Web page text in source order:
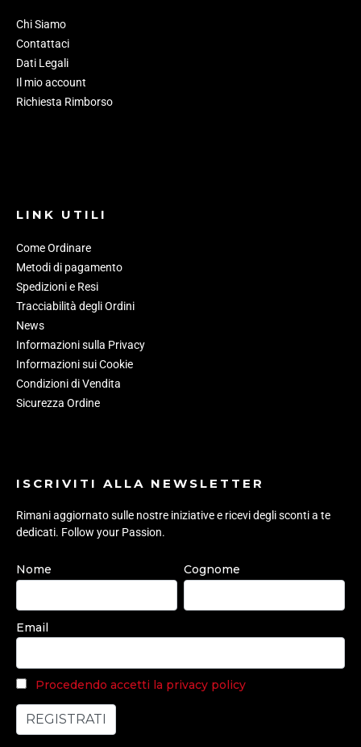
Chi Siamo
Contattaci
Dati Legali
Il mio account
Richiesta Rimborso
LINK UTILI
Come Ordinare
Metodi di pagamento
Spedizioni e Resi
Tracciabilità degli Ordini
News
Informazioni sulla Privacy
Informazioni sui Cookie
Condizioni di Vendita
Sicurezza Ordine
ISCRIVITI ALLA NEWSLETTER
Rimani aggiornato sulle nostre iniziative e ricevi degli sconti a te
dedicati. Follow your Passion.
Nome Cognome
Email
Procedendo accetti la privacy policy